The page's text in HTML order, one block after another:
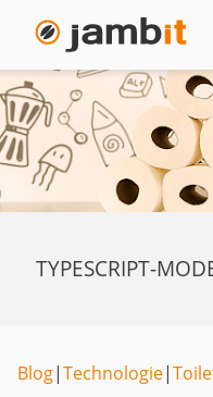
TYPESCRIPT-
Blog|Technologie|